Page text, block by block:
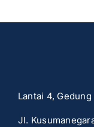
Lantai 4,
Jl.